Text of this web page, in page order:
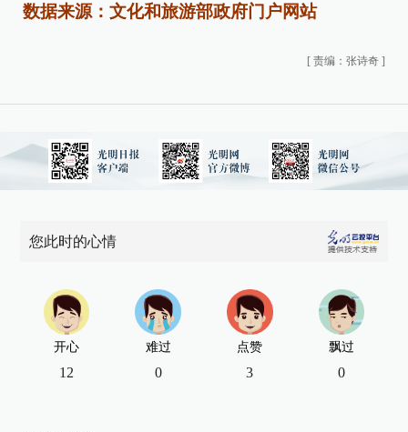
数据来源：文化和旅游部政府门户网站
[ 责编：张诗奇 ]
您此时的心情
开心
12
难过
0
点赞
3
飘过
0